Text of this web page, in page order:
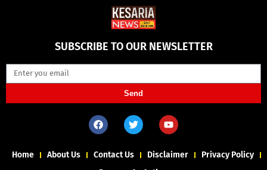
SUBSCRIBE TO OUR NEWSLETTER
Send
Home About Us Contact Us Disclaimer
Privacy Policy